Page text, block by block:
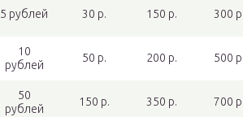
5 рублей 30 р. 150 р. 300
10
рублей
50 р. 200 р. 500
50
рублей
150 р. 350 р. 700